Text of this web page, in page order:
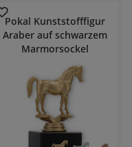
Pokal Kunststofffigur
Araber auf schwarzem
Marmorsockel